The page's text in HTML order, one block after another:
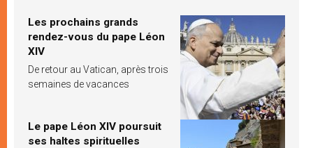
Les prochains grands
rendez-vous du pape Léon
XIV
De retour au Vatican, après trois
semaines de vacances
Le pape Léon XIV poursuit
ses haltes spirituelles